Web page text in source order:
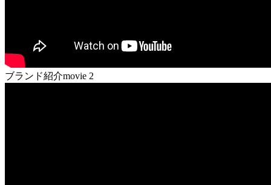
ブランド紹介movie 2